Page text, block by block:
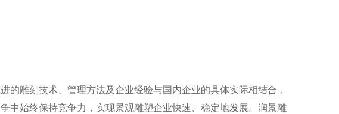
雕刻技术、管理方法及企业经验与国内企业的具体实际相结合，
中始终保持竞争力，实现景观雕塑企业快速、稳定地发展。润景雕